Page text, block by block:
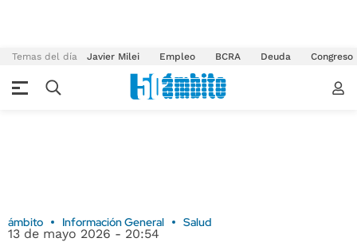
Temas del día Javier Milei Empleo BCRA Deuda Congreso
ámbito Información General Salud
13 de mayo 2026 - 20:54